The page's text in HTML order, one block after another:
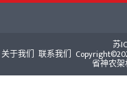
苏
关于我们 联系我们
省神农